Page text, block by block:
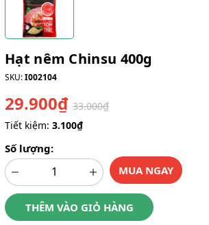
Hạt nêm Chinsu 400g
SKU:I002104
29.900₫ 33.000₫
Tiết kiệm: 3.100₫
Số lượng:
MUA NGAY
THÊM VÀO GIỎ HÀNG